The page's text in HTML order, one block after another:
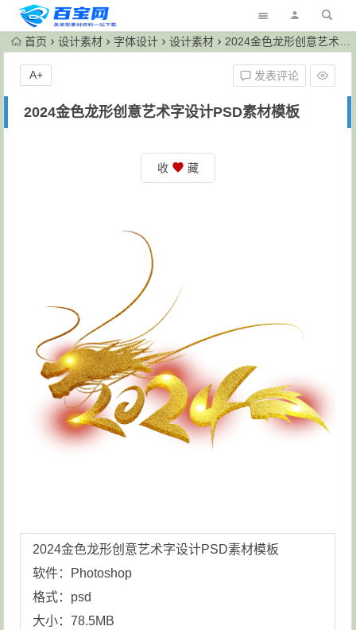
首页 设计素材 字体设计 设计素材 2024金色龙形创意艺术字设计PSD素材模板
2024金色龙形创意艺术字设计PSD素材模板
发表评论
A+
收 藏
2024金色龙形创意艺术字设计PSD素材模板
软件：Photoshop
格式：psd
大小：78.5MB